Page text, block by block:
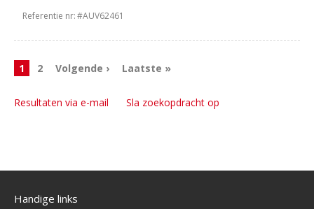
Referentie nr:#AUV62461
1 2 Volgende › Laatste »
Resultaten via e-mail Sla zoekopdracht op
Handige links